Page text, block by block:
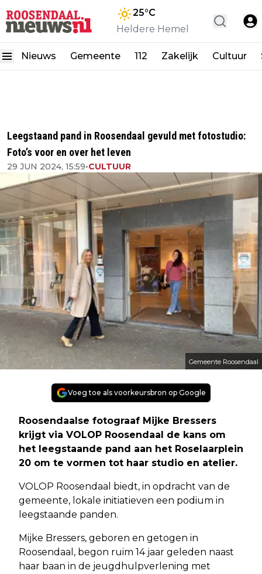
25°C
Heldere Hemel
Nieuws Gemeente 112 Zakelijk Cultuur
Leegstaand pand in Roosendaal gevuld met fotostudio:
Foto’s voor en over het leven
29 JUN 2024, 15:59•CULTUUR
Gemeente Roosendaal
Voeg toe als voorkeursbron op Google
Roosendaalse fotograaf Mijke Bressers
krijgt via VOLOP Roosendaal de kans om
het leegstaande pand aan het Roselaarplein
20 om te vormen tot haar studio en atelier.
VOLOP Roosendaal biedt, in opdracht van de
gemeente, lokale initiatieven een podium in
leegstaande panden.
Mijke Bressers, geboren en getogen in
Roosendaal, begon ruim 14 jaar geleden naast
haar baan in de jeugdhulpverlening met